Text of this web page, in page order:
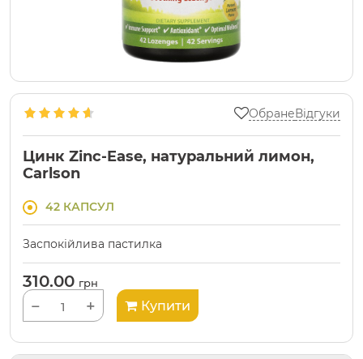
ОбранеВідгуки
Цинк Zinc-Ease, натуральний лимон,
Carlson
42 КАПСУЛ
Заспокійлива пастилка
310.00 грн
− + Купити